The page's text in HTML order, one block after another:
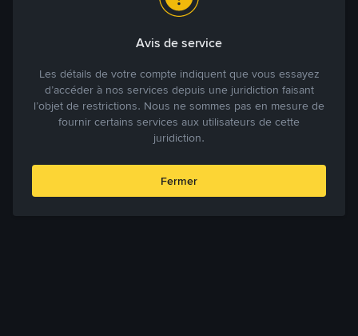
Avis de service
Les détails de votre compte indiquent que vous essayez
d’accéder à nos services depuis une juridiction faisant
l’objet de restrictions. Nous ne sommes pas en mesure de
fournir certains services aux utilisateurs de cette
juridiction.
Fermer